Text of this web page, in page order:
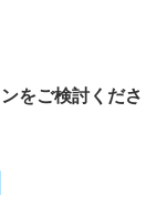
をご検討くださ